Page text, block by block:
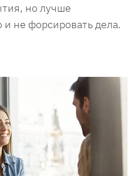
но лучше
не форсировать дела.